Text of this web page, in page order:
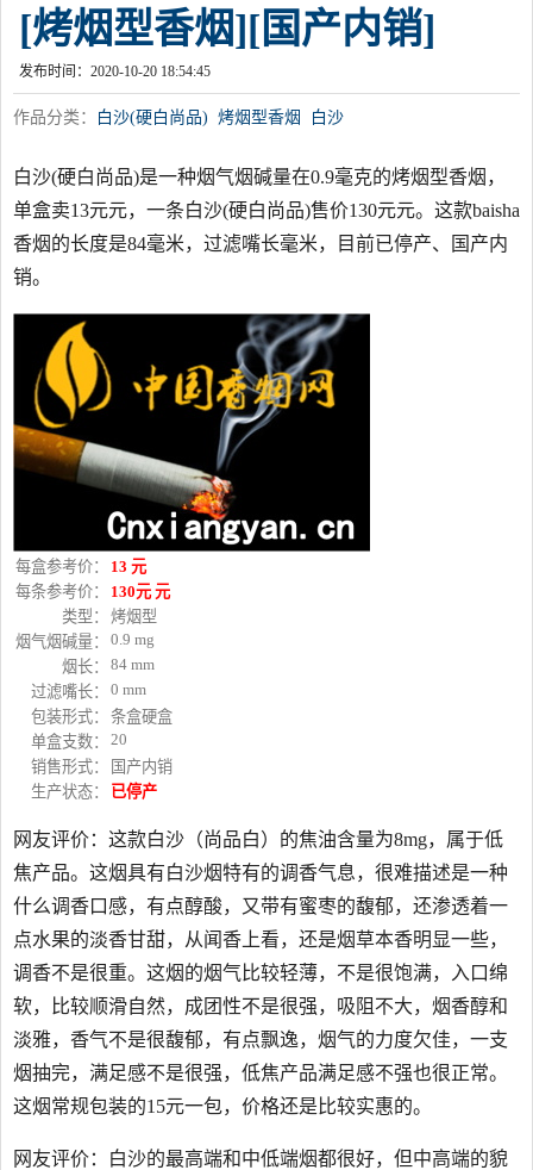
[烤烟型香烟][国产内销]
发布时间：2020-10-20 18:54:45
作品分类： 白沙(硬白尚品) 烤烟型香烟 白沙
白沙(硬白尚品)是一种烟气烟碱量在0.9毫克的烤烟型香烟，
单盒卖13元元，一条白沙(硬白尚品)售价130元元。这款baisha
香烟的长度是84毫米，过滤嘴长毫米，目前已停产、国产内
销。
每盒参考价：
13 元
每条参考价：
130元 元
类型：
烤烟型
烟气烟碱量：
0.9 mg
烟长：
84 mm
过滤嘴长：
0 mm
包装形式：
条盒硬盒
单盒支数：
20
销售形式：
国产内销
生产状态：
已停产
网友评价：这款白沙（尚品白）的焦油含量为8mg，属于低
焦产品。这烟具有白沙烟特有的调香气息，很难描述是一种
什么调香口感，有点醇酸，又带有蜜枣的馥郁，还渗透着一
点水果的淡香甘甜，从闻香上看，还是烟草本香明显一些，
调香不是很重。这烟的烟气比较轻薄，不是很饱满，入口绵
软，比较顺滑自然，成团性不是很强，吸阻不大，烟香醇和
淡雅，香气不是很馥郁，有点飘逸，烟气的力度欠佳，一支
烟抽完，满足感不是很强，低焦产品满足感不强也很正常。
这烟常规包装的15元一包，价格还是比较实惠的。
网友评价：白沙的最高端和中低端烟都很好，但中高端的貌